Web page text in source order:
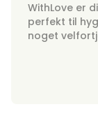
WithLove er
perfekt til
noget